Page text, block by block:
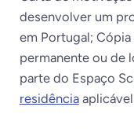
desenvolver um
em Portugal;
permanente ou de
parte do Espaço
residênciaaplicável